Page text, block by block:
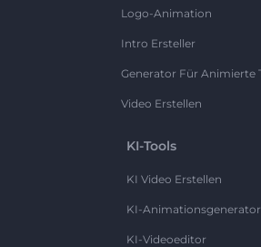
Logo-Animation
Intro Ersteller
Generator Für Animierte
Video Erstellen
KI-Tools
KI Video Erstellen
KI-Animationsgenerator
KI-Videoeditor